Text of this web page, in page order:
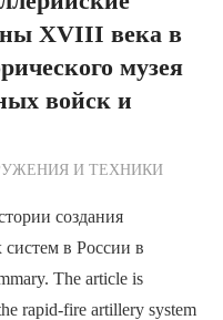
XVIII века в
музея
войск и
И ТЕХНИКИ
создания
систем в России в
The article is
rapid-fire artillery system